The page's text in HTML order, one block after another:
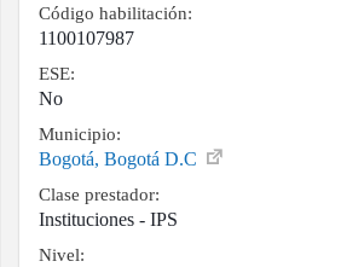
Contacto
Código habilitación:
1100107987
ESE:
No
Municipio:
Bogotá, Bogotá D.C
Clase prestador:
Instituciones - IPS
Nivel: